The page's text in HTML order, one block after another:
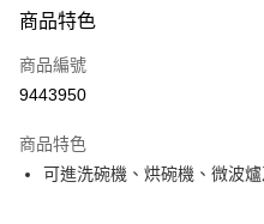
信用卡一次付款
LINE Pay
街口支付
商品特色
商品編號
9443950
商品特色
可進洗碗機、烘碗機、微波爐